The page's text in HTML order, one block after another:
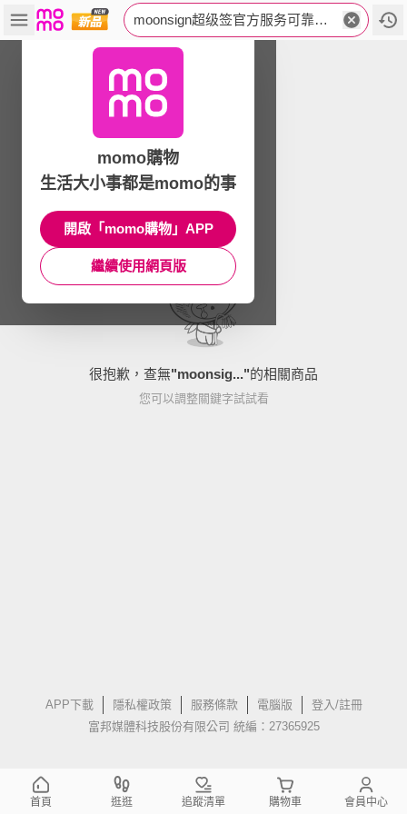
moonsign超级签官方服务可靠性-TG-yoernet🅰️富力企业签名优惠.eok
很抱歉，查無"moonsig..."的相關商品
您可以調整關鍵字試試看
APP下載 隱私權政策 服務條款 電腦版
登入/註冊
富邦媒體科技股份有限公司 統編：27365925
momo購物
生活大小事都是momo的事
開啟「momo購物」APP
繼續使用網頁版
首頁 逛逛 追蹤清單 購物車 會員中心